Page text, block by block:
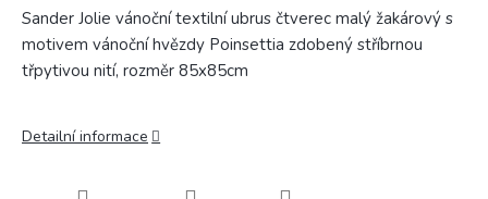
Sander Jolie vánoční textilní ubrus čtverec malý žakárový s
motivem vánoční hvězdy Poinsettia zdobený stříbrnou
třpytivou nití, rozměr 85x85cm
Detailní informace